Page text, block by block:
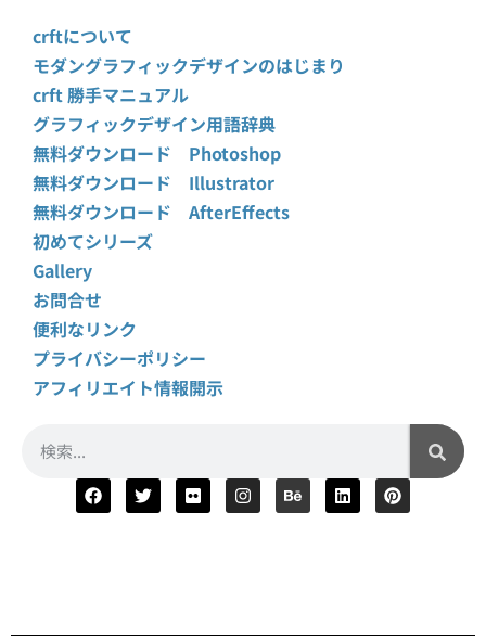
crftについて
モダングラフィックデザインのはじまり
crft 勝手マニュアル
グラフィックデザイン用語辞典
無料ダウンロード Photoshop
無料ダウンロード Illustrator
無料ダウンロード AfterEffects
初めてシリーズ
Gallery
お問合せ
便利なリンク
プライバシーポリシー
アフィリエイト情報開示